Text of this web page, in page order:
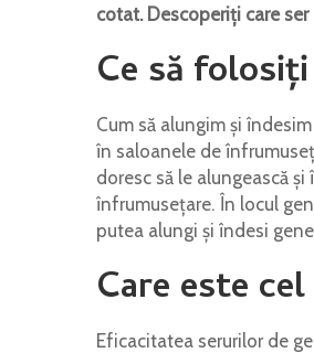
cotat. Descoperiți care
Ce să
Cum să alungim și
în saloanele de
doresc să le alungească
înfrumusețare. În locul
putea alungi și îndesi
Care este
Eficacitatea serurilor de